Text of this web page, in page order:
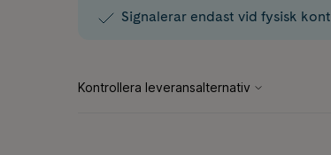
Signalerar endast vid fysisk